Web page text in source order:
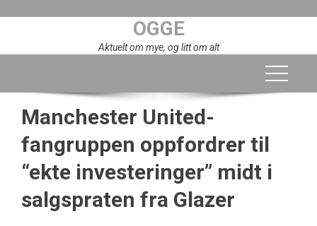
OGGE
Aktuelt om mye, og litt om alt
Manchester United-
fangruppen oppfordrer til
“ekte investeringer” midt i
salgspraten fra Glazer